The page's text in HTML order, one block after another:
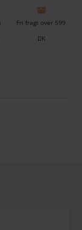
CE
Fri fragt over 599
DK